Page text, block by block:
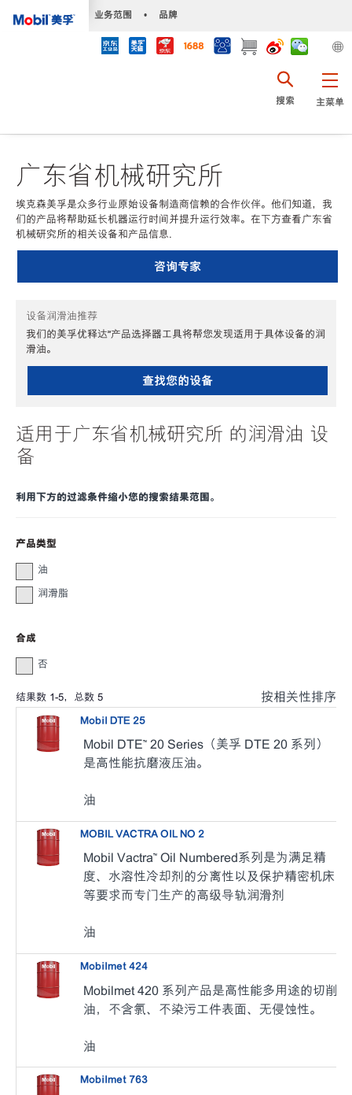
业务范围 • 品牌
主菜单
搜索
广东省机械研究所
埃克森美孚是众多行业原始设备制造商信赖的合作伙伴。他们知道，我
们的产品将帮助延长机器运行时间并提升运行效率。在下方查看广东省
机械研究所的相关设备和产品信息.
咨询专家
设备润滑油推荐
我们的美孚优释达℠产品选择器工具将帮您发现适用于具体设备的润
滑油。
查找您的设备
适用于广东省机械研究所 的润滑油 设
备
利用下方的过滤条件缩小您的搜索结果范围。
产品类型
油
润滑脂
合成
否
结果数 1-5，总数 5 按相关性排序
Mobil DTE 25
Mobil DTE™ 20 Series（美孚 DTE 20 系列）
是高性能抗磨液压油。
油
MOBIL VACTRA OIL NO 2
Mobil Vactra™ Oil Numbered系列是为满足精
度、水溶性冷却剂的分离性以及保护精密机床
等要求而专门生产的高级导轨润滑剂
油
Mobilmet 424
Mobilmet 420 系列产品是高性能多用途的切削
油，不含氯、不染污工件表面、无侵蚀性。
油
Mobilmet 763